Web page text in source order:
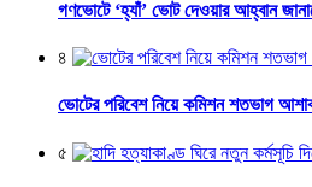
গণভোটে ‘হ্যাঁ’ ভোট দেওয়ার আহ্বান
৪
ভোটের পরিবেশ নিয়ে কমিশন শতভাগ
৫